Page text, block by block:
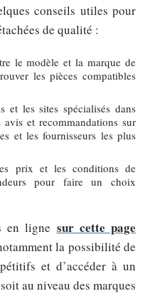
conseils utiles pour
de qualité :
le modèle et la marque de
les pièces compatibles
et les sites spécialisés dans
et recommandations sur
et les fournisseurs les plus
prix et les conditions de
pour faire un choix
en ligne sur cette page
la possibilité de
et d’accéder à un
au niveau des marques